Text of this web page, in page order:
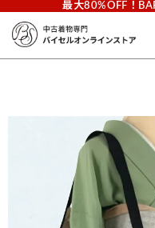
最大80%OFF！